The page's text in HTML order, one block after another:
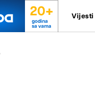
20+
godina
sa vama
Vijesti